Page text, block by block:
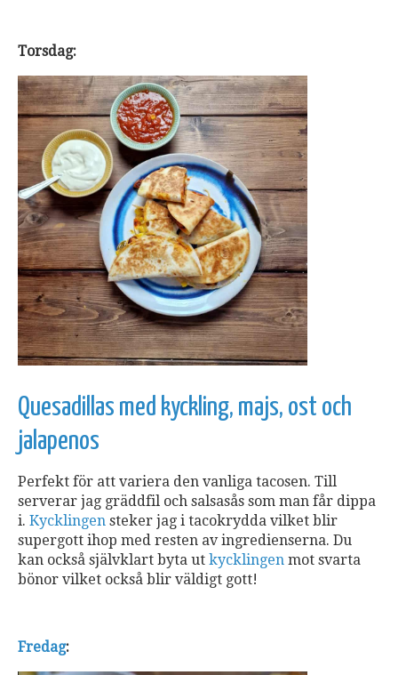
Torsdag:
Quesadillas med kyckling, majs, ost och
jalapenos
Perfekt för att variera den vanliga tacosen. Till
serverar jag gräddfil och salsasås som man får dippa
i. Kycklingen steker jag i tacokrydda vilket blir
supergott ihop med resten av ingredienserna. Du
kan också självklart byta ut kycklingen mot svarta
bönor vilket också blir väldigt gott!
Fredag: